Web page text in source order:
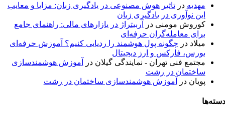
مهدیه درتاثیر هوش مصنوعی در یادگیری زبان: مزایا و معایب
این نوآوری در یادگیری زبان
کوروش مومنی در
آربیتراژ در بازارهای مالی: راهنمای جامع
برای معامله‌گران حرفه‌ای
میلاد در چگونه پول هوشمند را ردیابی کنیم؟ آموزش حرفه‌ای
بورس، فارکس و ارز دیجیتال
مجتمع فنی تهران - نمایندگی گیلان در
آموزش هوشمندسازی
ساختمان در رشت
پویان در آموزش هوشمندسازی ساختمان در رشت
دسته‌ها